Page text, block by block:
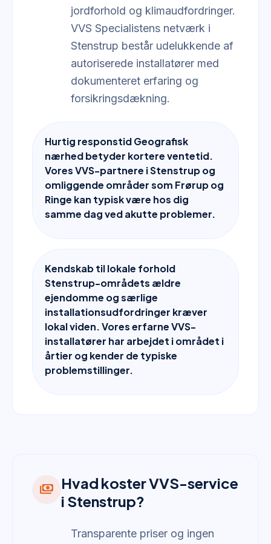
jordforhold og klimaudfordringer.
VVS Specialistens netværk i
Stenstrup består udelukkende af
autoriserede installatører med
dokumenteret erfaring og
forsikringsdækning.
Hurtig responstid Geografisk
nærhed betyder kortere ventetid.
Vores VVS-partnere i Stenstrup og
omliggende områder som Frørup og
Ringe kan typisk være hos dig
samme dag ved akutte problemer.
Kendskab til lokale forhold
Stenstrup-områdets ældre
ejendomme og særlige
installationsudfordringer kræver
lokal viden. Vores erfarne VVS-
installatører har arbejdet i området i
årtier og kender de typiske
problemstillinger.
payments Hvad koster VVS-service
i Stenstrup?
Transparente priser og ingen